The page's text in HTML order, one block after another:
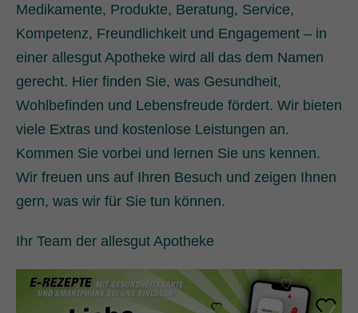
Medikamente, Produkte, Beratung, Service,
Kompetenz, Freundlichkeit und Engagement – in
einer allesgut Apotheke wird all das dem Namen
gerecht. Hier finden Sie, was Gesundheit,
Wohlbefinden und Lebensfreude fördert. Wir bieten
viele Extras und kostenlose Leistungen an.
Kommen Sie vorbei und lernen Sie uns kennen.
Wir freuen uns auf Ihren Besuch und zeigen Ihnen
gern, was wir für Sie tun können.
Ihr Team der allesgut Apotheke